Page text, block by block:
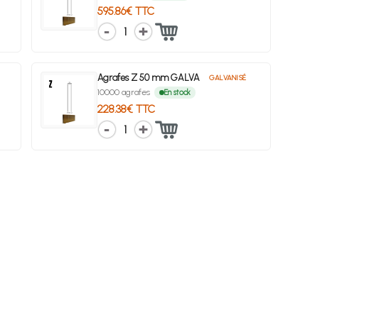
595.86€ TTC
1
Agrafes Z 50 mm GALVA GALVANISÉ
10000 agrafes En stock
228.38€ TTC
1